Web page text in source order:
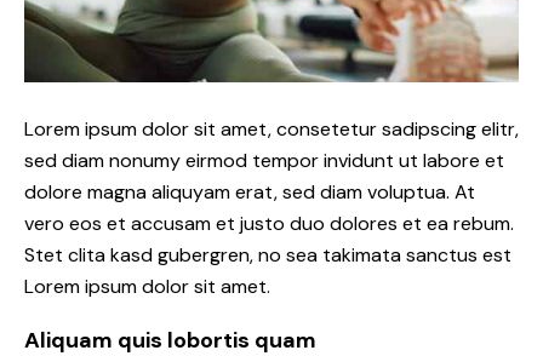
Lorem ipsum dolor sit amet, consetetur sadipscing elitr,
sed diam nonumy eirmod tempor invidunt ut labore et
dolore magna aliquyam erat, sed diam voluptua. At
vero eos et accusam et justo duo dolores et ea rebum.
Stet clita kasd gubergren, no sea takimata sanctus est
Lorem ipsum dolor sit amet.
Aliquam quis lobortis quam